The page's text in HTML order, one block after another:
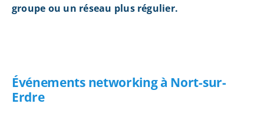
groupe ou un réseau plus régulier.
Événements networking à Nort-sur-
Erdre